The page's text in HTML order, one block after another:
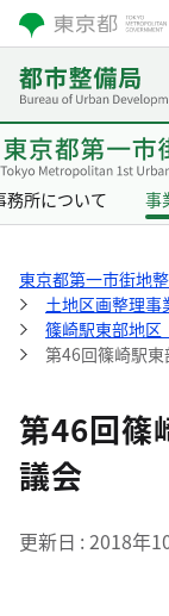
務所について 事
東京都第一市街地
土地区画整理事
篠崎駅東部地
第46回篠崎駅
第46回篠
議会
更新日 2018年